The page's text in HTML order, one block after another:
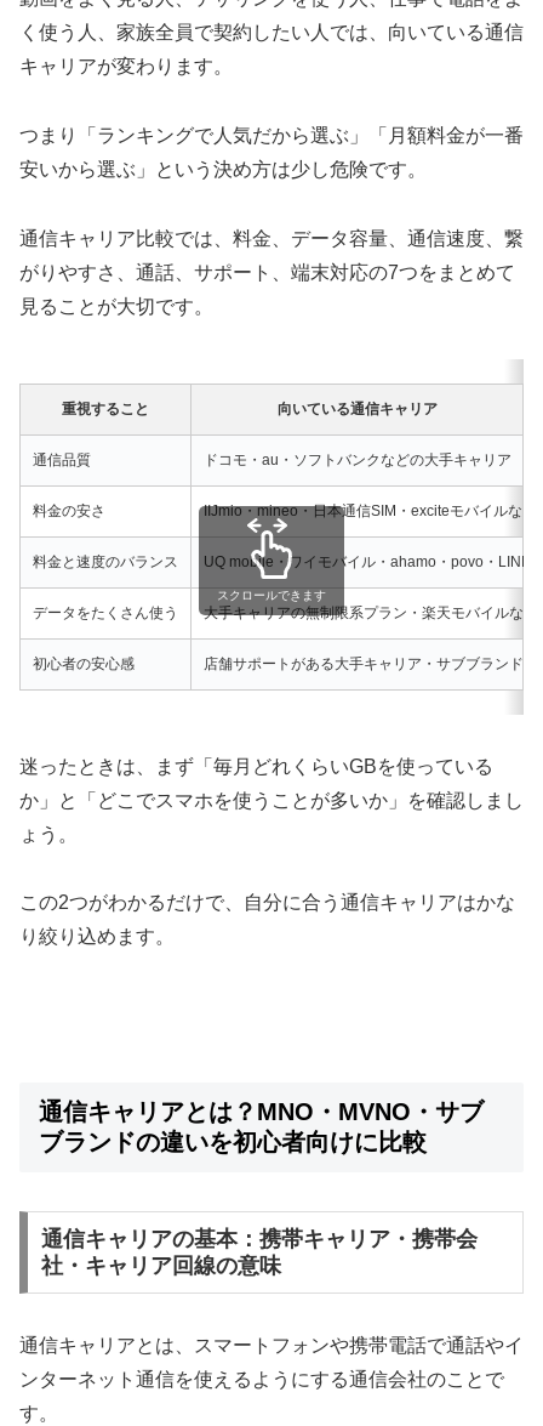
く使う人、家族全員で契約したい人では、向いている通信
キャリアが変わります。
つまり「ランキングで人気だから選ぶ」「月額料金が一番
安いから選ぶ」という決め方は少し危険です。
通信キャリア比較では、料金、データ容量、通信速度、繋
がりやすさ、通話、サポート、端末対応の7つをまとめて
見ることが大切です。
重視すること 向いている通信キャリア
通信品質 ドコモ・au・ソフトバンクなどの大手キャリア
料金の安さ IIJmio・mineo・日本通信SIM・exciteモバイルなど
料金と速度のバランス UQ mobile・ワイモバイル・ahamo・povo・
データをたくさん使う 大手キャリアの無制限系プラン・楽天モバイルなど
初心者の安心感 店舗サポートがある大手キャリア・サブブランド
スクロールできます
迷ったときは、まず「毎月どれくらいGBを使っている
か」と「どこでスマホを使うことが多いか」を確認しまし
ょう。
この2つがわかるだけで、自分に合う通信キャリアはかな
り絞り込めます。
通信キャリアとは？MNO・MVNO・サブ
ブランドの違いを初心者向けに比較
通信キャリアの基本：携帯キャリア・携帯会
社・キャリア回線の意味
通信キャリアとは、スマートフォンや携帯電話で通話やイ
ンターネット通信を使えるようにする通信会社のことで
す。